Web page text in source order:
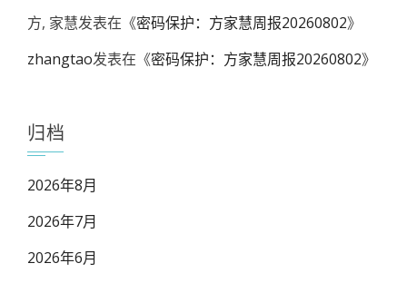
方, 家慧发表在《密码保护：方家慧周报20260802》
zhangtao发表在《密码保护：方家慧周报20260802》
归档
2026年8月
2026年7月
2026年6月